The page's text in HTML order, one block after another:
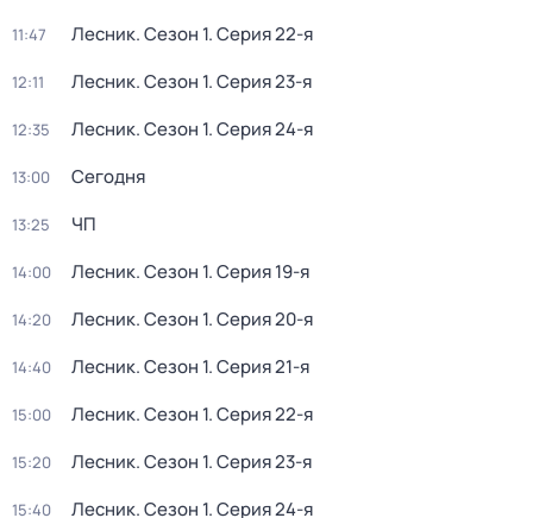
11:47 Лесник. Сезон 1. Серия 22-я
12:11 Лесник. Сезон 1. Серия 23-я
12:35 Лесник. Сезон 1. Серия 24-я
13:00 Сегодня
13:25 ЧП
14:00 Лесник. Сезон 1. Серия 19-я
14:20 Лесник. Сезон 1. Серия 20-я
14:40 Лесник. Сезон 1. Серия 21-я
15:00 Лесник. Сезон 1. Серия 22-я
15:20 Лесник. Сезон 1. Серия 23-я
15:40 Лесник. Сезон 1. Серия 24-я